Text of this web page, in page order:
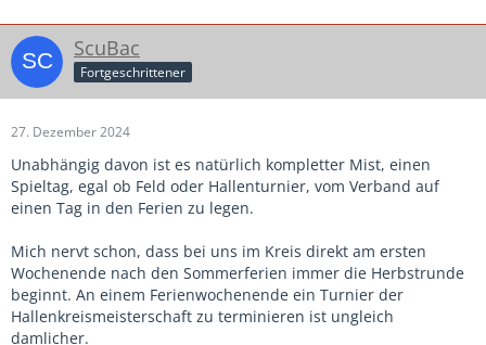
Oder ist es an dem anderen Ort so schrecklich, dass du
gerne einen ganzen Tag in Auto und Halle verbringst?
ScuBac
Fortgeschrittener
27. Dezember 2024
Unabhängig davon ist es natürlich kompletter Mist, einen
Spieltag, egal ob Feld oder Hallenturnier, vom Verband auf
einen Tag in den Ferien zu legen.
Mich nervt schon, dass bei uns im Kreis direkt am ersten
Wochenende nach den Sommerferien immer die Herbstrunde
beginnt. An einem Ferienwochenende ein Turnier der
Hallenkreismeisterschaft zu terminieren ist ungleich
damlicher.